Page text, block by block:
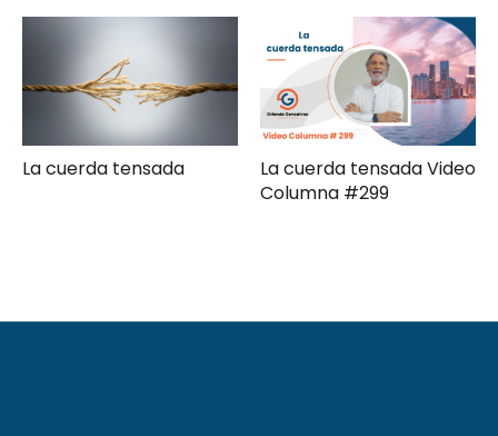
tensada
La cuerda tensada Video
Columna #299
Gerencia